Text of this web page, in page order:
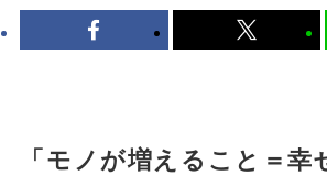
「モノが増えること＝幸